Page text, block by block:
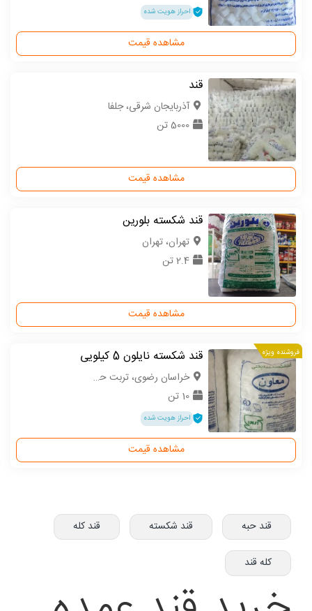
احراز هویت شده
مشاهده قیمت
قند
آذربایجان شرقی، جلفا
5000 تن
مشاهده قیمت
قند شکسته بلورین
تهران، تهران
2.4 تن
مشاهده قیمت
فروشنده ویژه قند شکسته نایلون 5 کیلویی
خراسان رضوی، تربت حیدریه
10 تن
احراز هویت شده
مشاهده قیمت
قند حبه قند شکسته قند کله
کله قند